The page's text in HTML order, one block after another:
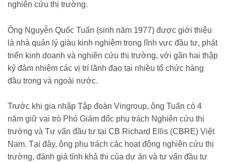
nghiên cứu thị trường.
Ông Nguyễn Quốc Tuấn (sinh năm 1977) được giới thiệu
là nhà quản lý giàu kinh nghiệm trong lĩnh vực đầu tư, phát
triển kinh doanh và nghiên cứu thị trường, với gần hai thập
kỷ đảm nhiệm các vị trí lãnh đạo tại nhiều tổ chức hàng
đầu trong và ngoài nước.
Trước khi gia nhập Tập đoàn Vingroup, ông Tuấn có 4
năm giữ vai trò Phó Giám đốc phụ trách Nghiên cứu thị
trường và Tư vấn đầu tư tại CB Richard Ellis (CBRE) Việt
Nam. Tại đây, ông phụ trách các hoạt động nghiên cứu thị
trường, đánh giá tính khả thi của dự án và tư vấn đầu tư